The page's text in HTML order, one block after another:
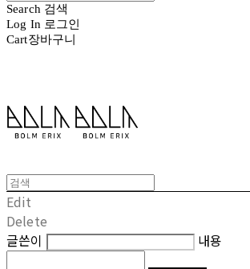
Search 검색
Log In 로그인
Cart장바구니
Edit
Delete
글쓴이
내용